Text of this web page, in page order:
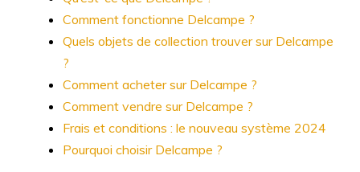
Comment fonctionne Delcampe ?
Quels objets de collection trouver sur Delcampe
?
Comment acheter sur Delcampe ?
Comment vendre sur Delcampe ?
Frais et conditions : le nouveau système 2024
Pourquoi choisir Delcampe ?